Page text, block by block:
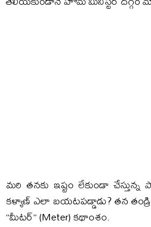
మరి తనకు ఇష్టం లేకుండా
కళ్యాణ్ ఎలా బయటపడ్డాడు? తన
“మీటర్” (Meter) కథాంశం.